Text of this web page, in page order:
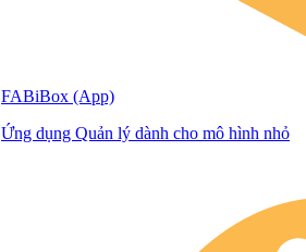
FABiBox (App)
Ứng dụng Quản lý dành cho mô hình nhỏ